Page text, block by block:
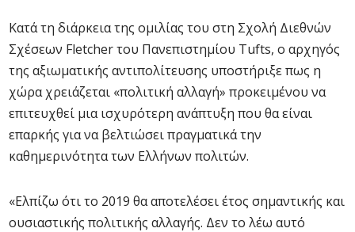
Κατά τη διάρκεια της ομιλίας του στη Σχολή Διεθνών
Σχέσεων Fletcher του Πανεπιστημίου Tufts, ο αρχηγός
της αξιωματικής αντιπολίτευσης υποστήριξε πως η
χώρα χρειάζεται «πολιτική αλλαγή» προκειμένου να
επιτευχθεί μια ισχυρότερη ανάπτυξη που θα είναι
επαρκής για να βελτιώσει πραγματικά την
καθημερινότητα των Ελλήνων πολιτών.
«Ελπίζω ότι το 2019 θα αποτελέσει έτος σημαντικής και
ουσιαστικής πολιτικής αλλαγής. Δεν το λέω αυτό